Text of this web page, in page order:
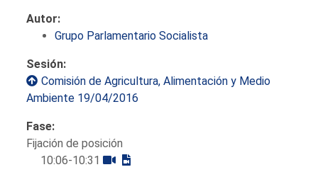
Autor:
Grupo Parlamentario Socialista
Sesión:
Comisión de Agricultura, Alimentación y Medio
Ambiente 19/04/2016
Fase:
Fijación de posición
10:06-10:31